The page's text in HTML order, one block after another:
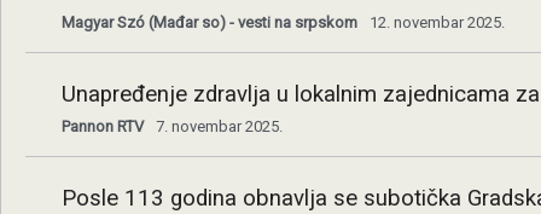
Magyar Szó (Mađar so) - vesti na srpskom 12. novembar 2025.
Unapređenje zdravlja u lokalnim zajednicama
Pannon RTV 7. novembar 2025.
Posle 113 godina obnavlja se subotička